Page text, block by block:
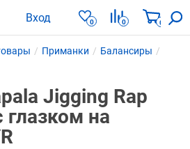
Вход 0 0 0
Приманки
Балансиры
Jigging Rap
глазком на